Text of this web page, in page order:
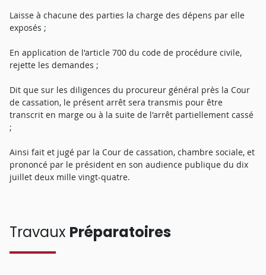
Laisse à chacune des parties la charge des dépens par elle
exposés ;
En application de l'article 700 du code de procédure civile,
rejette les demandes ;
Dit que sur les diligences du procureur général près la Cour
de cassation, le présent arrêt sera transmis pour être
transcrit en marge ou à la suite de l'arrêt partiellement cassé
;
Ainsi fait et jugé par la Cour de cassation, chambre sociale, et
prononcé par le président en son audience publique du dix
juillet deux mille vingt-quatre.
Travaux Préparatoires